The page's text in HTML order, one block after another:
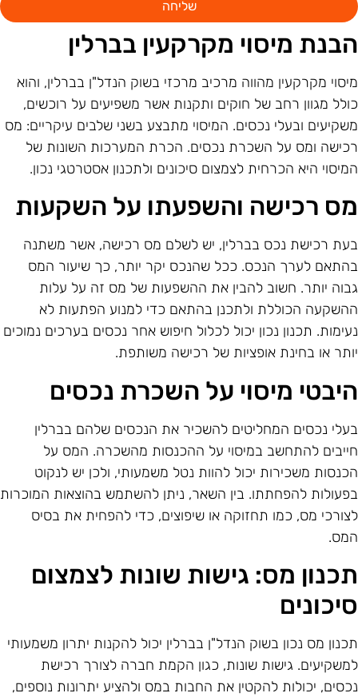
שליחה
מיסוי מקרקעין בברלין
מקרקעין מהווה מרכיב מרכזי בשוק הנדל"ן בברלין, והוא
מגוון רחב של חוקים ותקנות אשר משפיעים על רוכשים,
ובעלי נכסים. המיסוי מתבצע בשני שלבים עיקריים: מס
ומס על השכרת נכסים. הכרת המערכות השונות של
היא הכרחית לצמצום סיכונים ולתכנון אסטרטגי נכון.
רכישה והשפעתו על השקעות
רכישת נכס בברלין, יש לשלם מס רכישה, אשר משתנה
לערך הנכס. ככל שהנכס יקר יותר, כך שיעור המס
יותר. חשוב להבין את ההשפעות של מס זה על עלות
הכוללת ולתכנן בהתאם כדי למנוע הפתעות לא
תכנון נכון יכול לכלול חיפוש אחר נכסים בערכים נמוכים
או בחינת אופציות של רכישה משותפת.
מיסוי על השכרת נכסים
נכסים המחליטים להשכיר את הנכסים שלהם בברלין
להתחשב במיסוי על ההכנסות מהשכרה. המס על
משכירות יכול להוות נטל משמעותי, ולכן יש לנקוט
להפחתתו. בין השאר, ניתן להשתמש בהוצאות המוכרות
מס, כמו תחזוקה או שיפוצים, כדי להפחית את בסיס
מס: גישות שונות לצמצום
מס נכון בשוק הנדל"ן בברלין יכול להקנות יתרון משמעותי
גישות שונות, כגון הקמת חברה לצורך רכישת
יכולות להקטין את החבות במס ולהציע יתרונות נוספים,